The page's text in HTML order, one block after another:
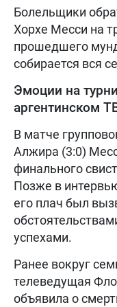
Болельщики
Хорхе Месси на
прошедшего
собирается вся
Эмоции на
аргентинском
В матче
Алжира (3:0)
финального
Позже в
его плач был
успехами.
Ранее вокруг
телеведущая
объявила о